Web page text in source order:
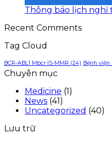
Thông báo lịch nghỉ
Recent Comments
Tag Cloud
BCR-ABL1 Mbcr IS-MMR (24) Bệnh viện
Chuyên mục
Medicine (1)
News (41)
Uncategorized (40)
Lưu trữ